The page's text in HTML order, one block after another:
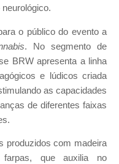
o público do evento a
. No segmento de
BRW apresenta a linha
e lúdicos criada
as capacidades
de diferentes faixas
produzidos com madeira
farpas, que auxilia no